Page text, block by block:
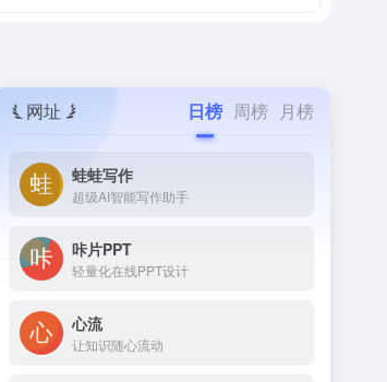
网址 日榜 周榜 月榜
蛙蛙写作
超级AI智能写作助手
咔片PPT
轻量化在线PPT设计
心流
让知识随心流动